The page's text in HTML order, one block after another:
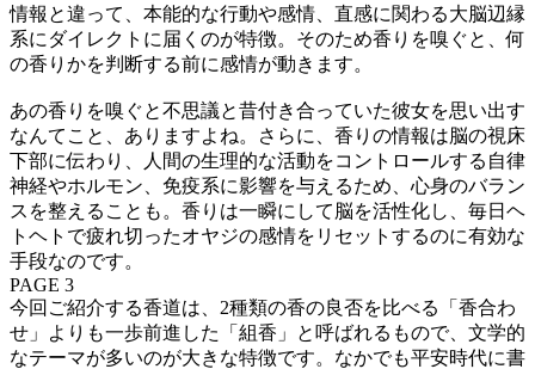
情報と違って、本能的な行動や感情、直感に関わる大脳辺縁
系にダイレクトに届くのが特徴。そのため香りを嗅ぐと、何
の香りかを判断する前に感情が動きます。
あの香りを嗅ぐと不思議と昔付き合っていた彼女を思い出す
なんてこと、ありますよね。さらに、香りの情報は脳の視床
下部に伝わり、人間の生理的な活動をコントロールする自律
神経やホルモン、免疫系に影響を与えるため、心身のバラン
スを整えることも。香りは一瞬にして脳を活性化し、毎日ヘ
トヘトで疲れ切ったオヤジの感情をリセットするのに有効な
手段なのです。
PAGE 3
今回ご紹介する香道は、2種類の香の良否を比べる「香合わ
せ」よりも一歩前進した「組香」と呼ばれるもので、文学的
なテーマが多いのが大きな特徴です。なかでも平安時代に書